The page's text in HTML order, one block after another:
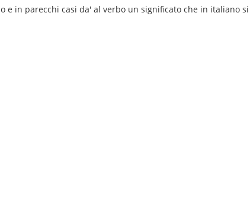
in parecchi casi da' al verbo un significato che in italiano